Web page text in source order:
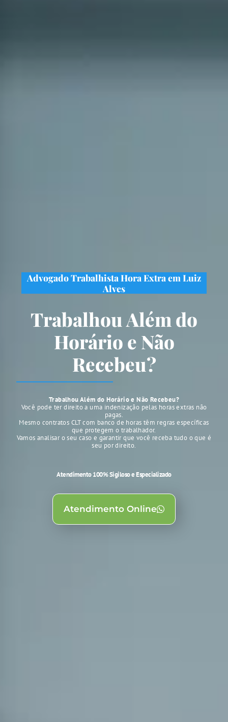
Advogado Trabalhista Hora Extra em Luiz
Alves
Trabalhou Além do
Horário e Não
Recebeu?
Trabalhou Além do Horário e Não Recebeu?
Você pode ter direito a uma indenização pelas horas extras não
pagas.
Mesmo contratos CLT com banco de horas têm regras específicas
que protegem o trabalhador.
Vamos analisar o seu caso e garantir que você receba tudo o que é
seu por direito.
Atendimento 100% Sigiloso e Especializado
Atendimento Online